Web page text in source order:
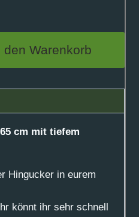
den Warenkorb
cm mit tiefem
Hingucker in eurem
könnt ihr sehr schnell